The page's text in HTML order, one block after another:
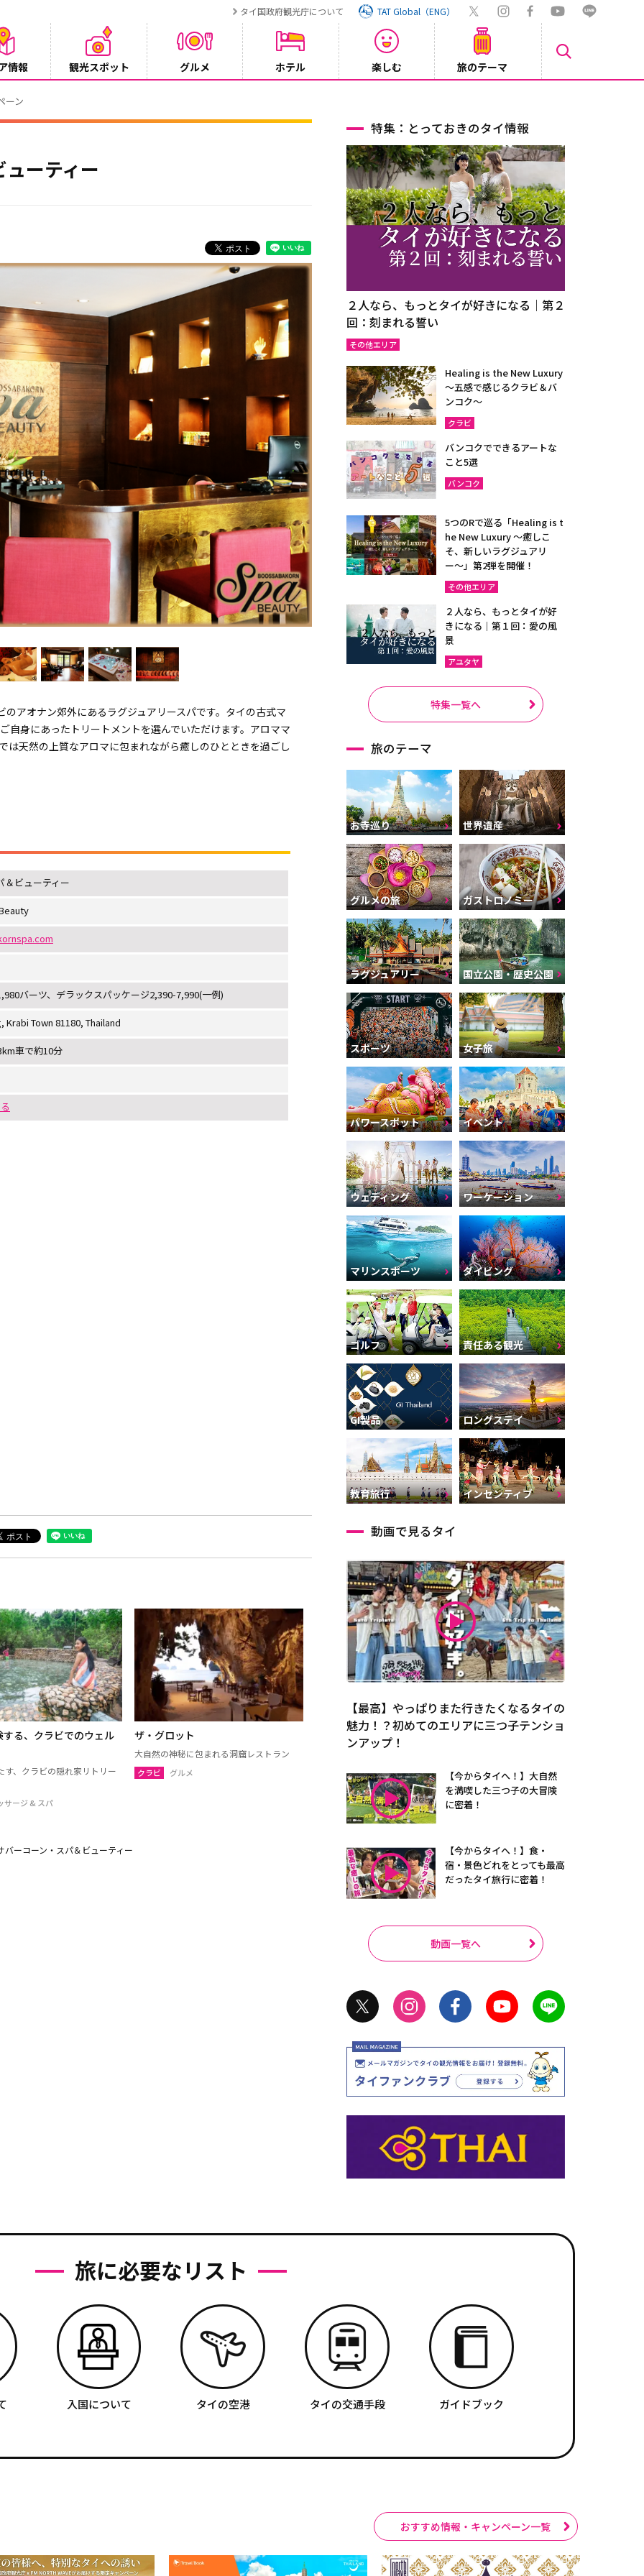
タイ国政府観光庁について TAT Global（ENG）
情報 観光スポット グルメ ホテル 楽しむ 旅のテーマ
ーン
ーティー
アオナン郊外にあるラグジュアリースパです。タイの古式マ
自身にあったトリートメントを選んでいただけます。アロママ
は天然の上質なアロマに包まれながら癒しのひとときを過ごし
＆ビューティー
バーツ、デラックスパッケージ2,390-7,990(一例)
Krabi Town 81180, Thailand
車で約10分
る、クラビでのウェル
す、クラビの隠れ家リトリー
サージ & スパ
ザ・グロット
大自然の神秘に包まれる洞窟レストラン
クラビ グルメ
バーコーン・スパ＆ビューティー
特集：とっておきのタイ情報
２人なら、もっとタイが好きになる｜第２
回：刻まれる誓い
その他エリア
Healing is the New Luxury
～五感で感じるクラビ＆バ
ンコク～
クラビ
バンコクでできるアートな
こと5選
バンコク
5つのRで巡る「Healing is t
he New Luxury ～癒しこ
そ、新しいラグジュアリ
ー〜」第2弾を開催！
その他エリア
２人なら、もっとタイが好
きになる｜第１回：愛の風
景
アユタヤ
特集一覧へ
旅のテーマ
お寺巡り 世界遺産
グルメの旅 ガストロノミー
ラグジュアリー 国立公園・歴史公園
スポーツ 女子旅
パワースポット イベント
ウェディング ワーケーション
マリンスポーツ ダイビング
ゴルフ 責任ある観光
GI製品 ロングステイ
教育旅行 インセンティブ
動画で見るタイ
【最高】やっぱりまた行きたくなるタイの
魅力！？初めてのエリアに三つ子テンショ
ンアップ！
【今からタイへ！】大自然
を満喫した三つ子の大冒険
に密着！
【今からタイへ！】食・
宿・景色どれをとっても最高
だったタイ旅行に密着！
動画一覧へ
旅に必要なリスト
入国について タイの空港 タイの交通手段 ガイドブック
おすすめ情報・キャンペーン一覧